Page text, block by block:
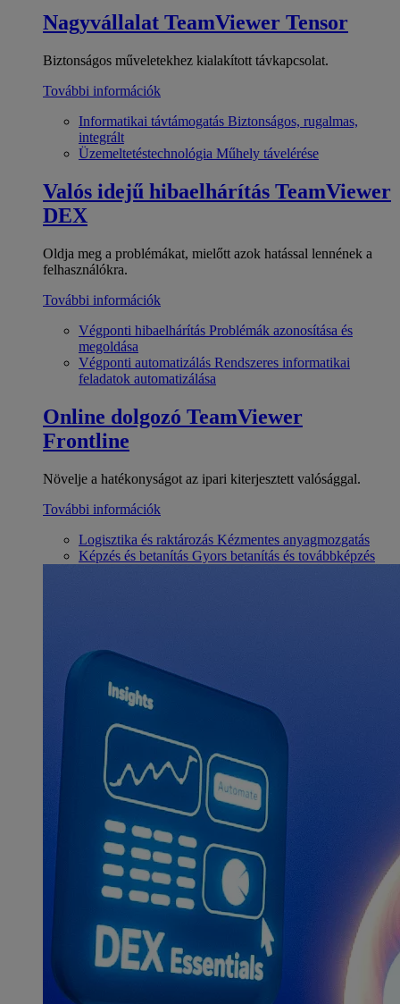
Nagyvállalat TeamViewer Tensor
Biztonságos műveletekhez kialakított távkapcsolat.
További információk
Informatikai távtámogatás Biztonságos, rugalmas,
integrált
Üzemeltetéstechnológia Műhely távelérése
Valós idejű hibaelhárítás TeamViewer
DEX
Oldja meg a problémákat, mielőtt azok hatással lennének a
felhasználókra.
További információk
Végponti hibaelhárítás Problémák azonosítása és
megoldása
Végponti automatizálás Rendszeres informatikai
feladatok automatizálása
Online dolgozó TeamViewer
Frontline
Növelje a hatékonyságot az ipari kiterjesztett valósággal.
További információk
Logisztika és raktározás Kézmentes anyagmozgatás
Képzés és betanítás Gyors betanítás és továbbképzés